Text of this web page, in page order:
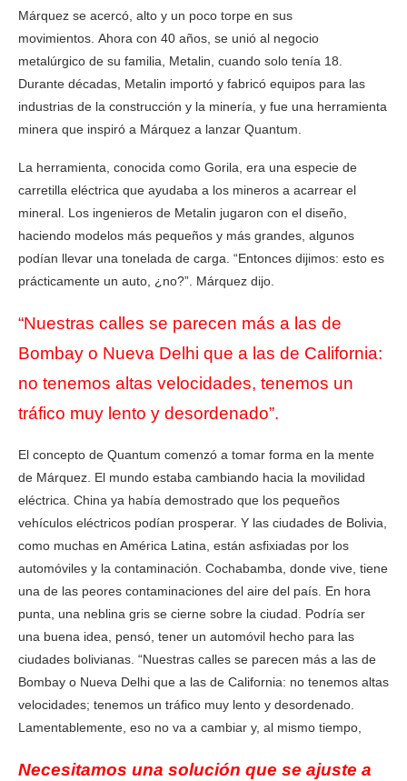
Márquez se acercó, alto y un poco torpe en sus
movimientos. Ahora con 40 años, se unió al negocio
metalúrgico de su familia, Metalin, cuando solo tenía 18.
Durante décadas, Metalin importó y fabricó equipos para las
industrias de la construcción y la minería, y fue una herramienta
minera que inspiró a Márquez a lanzar Quantum.
La herramienta, conocida como Gorila, era una especie de
carretilla eléctrica que ayudaba a los mineros a acarrear el
mineral. Los ingenieros de Metalin jugaron con el diseño,
haciendo modelos más pequeños y más grandes, algunos
podían llevar una tonelada de carga. “Entonces dijimos: esto es
prácticamente un auto, ¿no?”. Márquez dijo.
“Nuestras calles se parecen más a las de
Bombay o Nueva Delhi que a las de California:
no tenemos altas velocidades, tenemos un
tráfico muy lento y desordenado”.
El concepto de Quantum comenzó a tomar forma en la mente
de Márquez. El mundo estaba cambiando hacia la movilidad
eléctrica. China ya había demostrado que los pequeños
vehículos eléctricos podían prosperar. Y las ciudades de Bolivia,
como muchas en América Latina, están asfixiadas por los
automóviles y la contaminación. Cochabamba, donde vive, tiene
una de las peores contaminaciones del aire del país. En hora
punta, una neblina gris se cierne sobre la ciudad. Podría ser
una buena idea, pensó, tener un automóvil hecho para las
ciudades bolivianas. “Nuestras calles se parecen más a las de
Bombay o Nueva Delhi que a las de California: no tenemos altas
velocidades; tenemos un tráfico muy lento y desordenado.
Lamentablemente, eso no va a cambiar y, al mismo tiempo,
Necesitamos una solución que se ajuste a